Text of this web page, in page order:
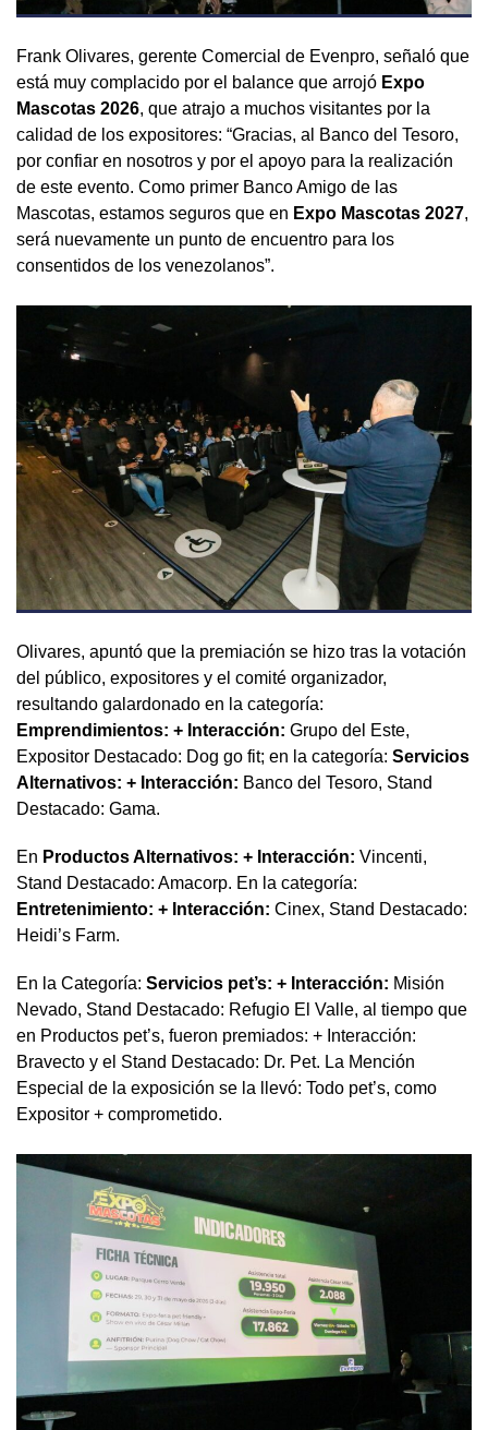
Frank Olivares, gerente Comercial de Evenpro, señaló que
está muy complacido por el balance que arrojó Expo
Mascotas 2026, que atrajo a muchos visitantes por la
calidad de los expositores: “Gracias, al Banco del Tesoro,
por confiar en nosotros y por el apoyo para la realización
de este evento. Como primer Banco Amigo de las
Mascotas, estamos seguros que en Expo Mascotas 2027,
será nuevamente un punto de encuentro para los
consentidos de los venezolanos”.
Olivares, apuntó que la premiación se hizo tras la votación
del público, expositores y el comité organizador,
resultando galardonado en la categoría:
Emprendimientos: + Interacción: Grupo del Este,
Expositor Destacado: Dog go fit; en la categoría: Servicios
Alternativos: + Interacción: Banco del Tesoro, Stand
Destacado: Gama.
En Productos Alternativos: + Interacción: Vincenti,
Stand Destacado: Amacorp. En la categoría:
Entretenimiento: + Interacción: Cinex, Stand Destacado:
Heidi’s Farm.
En la Categoría: Servicios pet’s: + Interacción: Misión
Nevado, Stand Destacado: Refugio El Valle, al tiempo que
en Productos pet’s, fueron premiados: + Interacción:
Bravecto y el Stand Destacado: Dr. Pet. La Mención
Especial de la exposición se la llevó: Todo pet’s, como
Expositor + comprometido.